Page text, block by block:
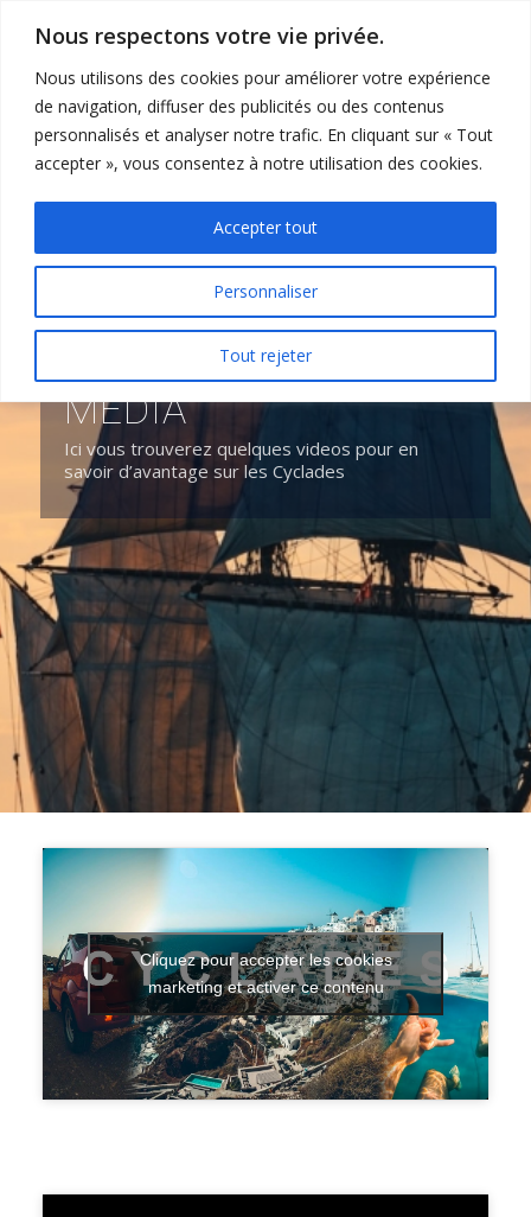
Nous respectons votre vie privée.
Nous utilisons des cookies pour améliorer votre expérience
de navigation, diffuser des publicités ou des contenus
personnalisés et analyser notre trafic. En cliquant sur « Tout
accepter », vous consentez à notre utilisation des cookies.
Personnaliser
Tout rejeter
Accepter tout
MÉDIA
Ici vous trouverez quelques videos pour en
savoir d’avantage sur les Cyclades
Cliquez pour accepter les cookies
marketing et activer ce contenu